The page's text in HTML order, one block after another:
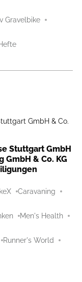
Gravelbike
GmbH & Co.
Stuttgart GmbH
GmbH & Co. KG
Caravaning
Men's Health
Runner's World